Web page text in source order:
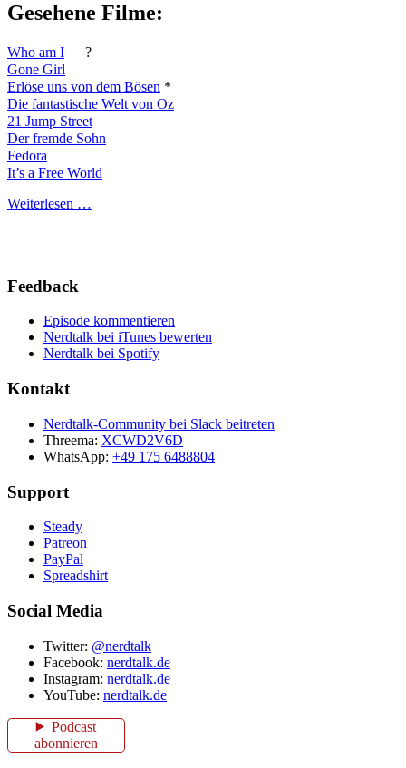
Gesehene Filme:
Who am I
?
Gone Girl
Erlöse uns von dem Bösen *
Die fantastische Welt von Oz
21 Jump Street
Der fremde Sohn
Fedora
It’s a Free World
Weiterlesen …
Feedback
Episode kommentieren
Nerdtalk bei iTunes bewerten
Nerdtalk bei Spotify
Kontakt
Nerdtalk-Community bei Slack beitreten
Threema: XCWD2V6D
WhatsApp: +49 175 6488804
Support
Steady
Patreon
PayPal
Spreadshirt
Social Media
Twitter: @nerdtalk
Facebook: nerdtalk.de
Instagram: nerdtalk.de
YouTube: nerdtalk.de
Podcast
abonnieren